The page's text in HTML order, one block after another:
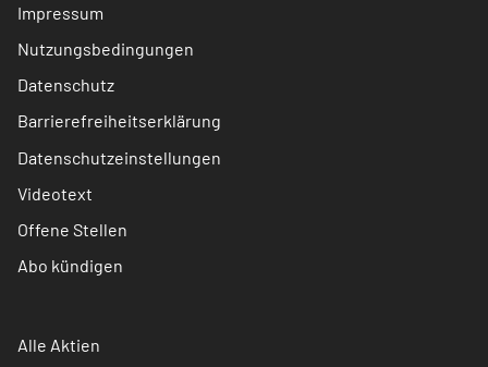
Impressum
Nutzungsbedingungen
Datenschutz
Barrierefreiheitserklärung
Datenschutzeinstellungen
Videotext
Offene Stellen
Abo kündigen
Alle Aktien